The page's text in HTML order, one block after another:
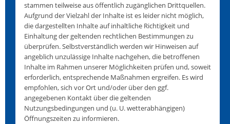
stammen teilweise aus öffentlich zugänglichen Drittquellen.
Aufgrund der Vielzahl der Inhalte ist es leider nicht möglich,
die dargestellten Inhalte auf inhaltliche Richtigkeit und
Einhaltung der geltenden rechtlichen Bestimmungen zu
überprüfen. Selbstverständlich werden wir Hinweisen auf
angeblich unzulässige Inhalte nachgehen, die betroffenen
Inhalte im Rahmen unserer Möglichkeiten prüfen und, soweit
erforderlich, entsprechende Maßnahmen ergreifen. Es wird
empfohlen, sich vor Ort und/oder über den ggf.
angegebenen Kontakt über die geltenden
Nutzungsbedingungen und (u. U. wetterabhängigen)
Öffnungszeiten zu informieren.